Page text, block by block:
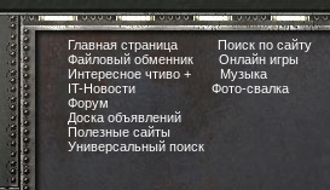
Главная страница
Поиск по сайту
Файловый обменник
Онлайн игры
Интересное чтиво +
Музыка
IT-Новости
Фото-свалка
Форум
Доска объявлений
Полезные сайты
Универсальный поиск